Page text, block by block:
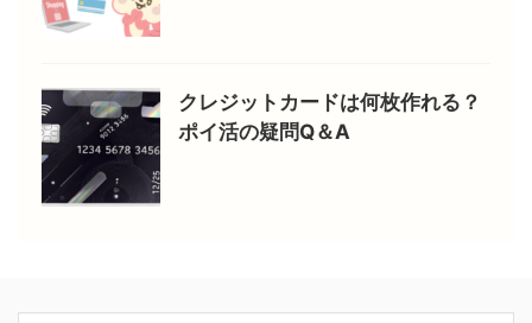
クレジットカードは何枚作れる？
ポイ活の疑問Q＆A